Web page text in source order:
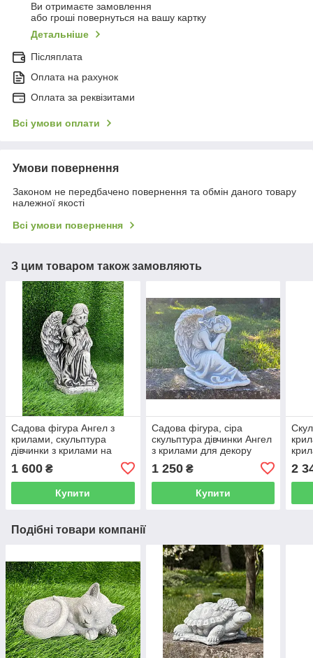
Ви отримаєте замовлення
або гроші повернуться на вашу картку
Детальніше
Післяплата
Оплата на рахунок
Оплата за реквізитами
Всі умови оплати
Умови повернення
Законом не передбачено повернення та обмін даного товару
належної якості
Всі умови повернення
З цим товаром також замовляють
Садова фігура Ангел з
крилами, скульптура
дівчинки з крилами на
статуетка сіро-чорного
кольору ручного
1 600 ₴
Купити
Садова фігура, сіра
скульптура дівчинки Ангел
з крилами для декору
роботи 25 см
1 250₴
Купити
2
Подібні товари компанії